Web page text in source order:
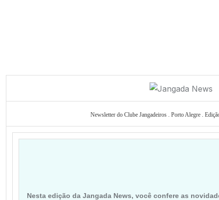
Newsletter do Clube Jangadeiros . Porto Alegre .
Nesta edição da Jangada News, você confere as